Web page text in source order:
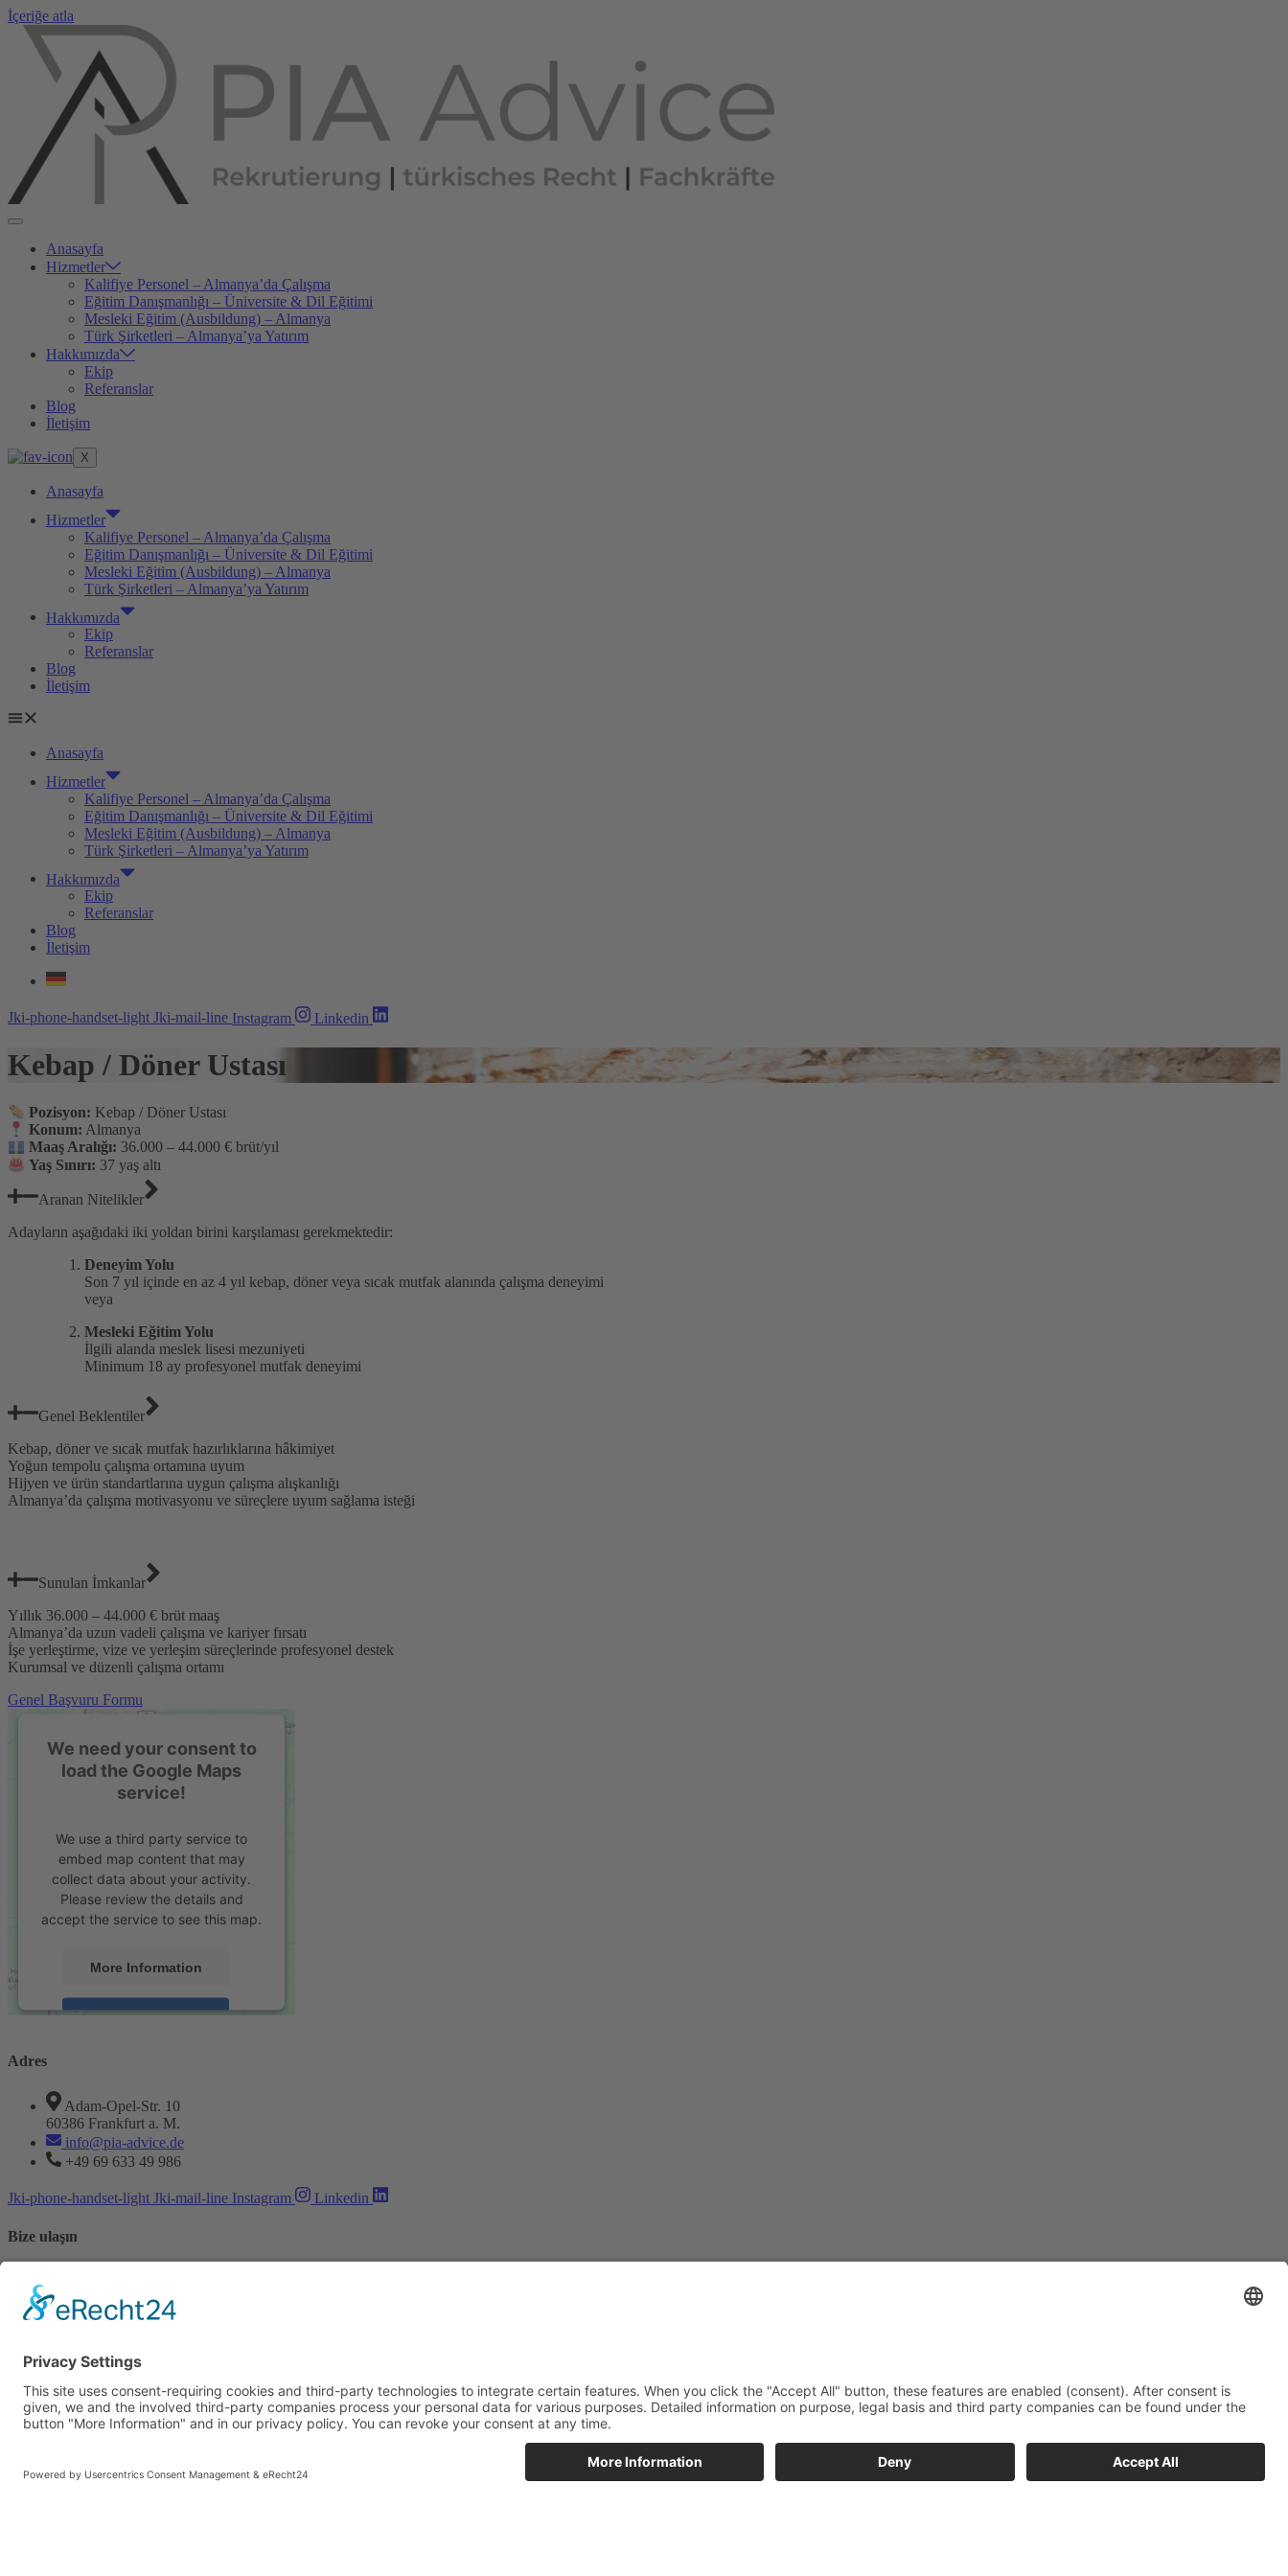
İçeriğe atla
Anasayfa
Hizmetler
Kalifiye Personel – Almanya’da Çalışma
Eğitim Danışmanlığı – Üniversite & Dil Eğitimi
Mesleki Eğitim (Ausbildung) – Almanya
Türk Şirketleri – Almanya’ya Yatırım
Hakkımızda
Ekip
Referanslar
Blog
İletişim
X
Anasayfa
Hizmetler
Kalifiye Personel – Almanya’da Çalışma
Eğitim Danışmanlığı – Üniversite & Dil Eğitimi
Mesleki Eğitim (Ausbildung) – Almanya
Türk Şirketleri – Almanya’ya Yatırım
Hakkımızda
Ekip
Referanslar
Blog
İletişim
Anasayfa
Hizmetler
Kalifiye Personel – Almanya’da Çalışma
Eğitim Danışmanlığı – Üniversite & Dil Eğitimi
Mesleki Eğitim (Ausbildung) – Almanya
Türk Şirketleri – Almanya’ya Yatırım
Hakkımızda
Ekip
Referanslar
Blog
İletişim
Jki-phone-handset-light Jki-mail-line Instagram Linkedin
Kebap / Döner Ustası
Pozisyon: Kebap / Döner Ustası
Konum: Almanya
Maaş Aralığı: 36.000 – 44.000 € brüt/yıl
Yaş Sınırı: 37 yaş altı
Aranan Nitelikler
Adayların aşağıdaki iki yoldan birini karşılaması gerekmektedir:
Deneyim Yolu
Son 7 yıl içinde en az 4 yıl kebap, döner veya sıcak mutfak alanında çalışma deneyimi
veya
Mesleki Eğitim Yolu
İlgili alanda meslek lisesi mezuniyeti
Minimum 18 ay profesyonel mutfak deneyimi
Genel Beklentiler
Kebap, döner ve sıcak mutfak hazırlıklarına hâkimiyet
Yoğun tempolu çalışma ortamına uyum
Hijyen ve ürün standartlarına uygun çalışma alışkanlığı
Almanya’da çalışma motivasyonu ve süreçlere uyum sağlama isteği
Sunulan İmkanlar
Yıllık 36.000 – 44.000 € brüt maaş
Almanya’da uzun vadeli çalışma ve kariyer fırsatı
İşe yerleştirme, vize ve yerleşim süreçlerinde profesyonel destek
Kurumsal ve düzenli çalışma ortamı
Genel Başvuru Formu
We need your consent to
load the Google Maps
service!
We use a third party service to
embed map content that may
collect data about your activity.
Please review the details and
accept the service to see this map.
More Information
Accept
Adres
Adam-Opel-Str. 10
60386 Frankfurt a. M.
info@pia-advice.de
+49 69 633 49 986
Jki-phone-handset-light Jki-mail-line Instagram Linkedin
Bize ulaşın
Nachname
Wie haben Sie uns gefunden?
Anliegen
Danışmanlık Randevusu Al